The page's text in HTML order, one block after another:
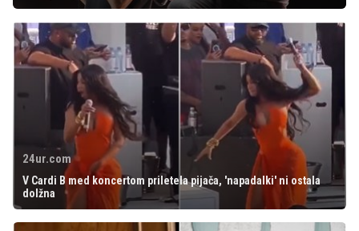
24ur.com
V Cardi B med koncertom priletela pijača, 'napadalki' ni ostala
dolžna